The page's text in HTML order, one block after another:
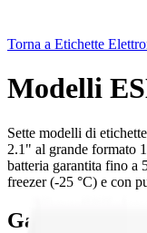
Torna a Etichette
Modelli
Sette modelli di
2.1" al grande formato
batteria garantita fino a
freezer (-25 °C) e con
Gamma SE